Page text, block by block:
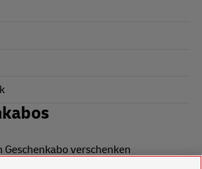
Geschenkabo verschenken